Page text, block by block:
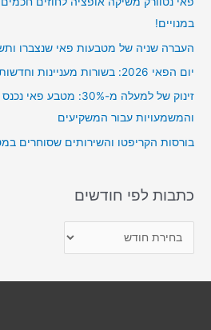
f
o
r
במנויים!
העברה שניה של מטבעות פאי שנצברו
יום הפאי 2026: בשורות מעניינות וחדשות עדכניות
זינוק של למעלה מ-30%:
והמשמעויות עבור המשקיעים
בורסות הקריפטו והשירותים שסוחרים
כתבות לפי חודשים
ת